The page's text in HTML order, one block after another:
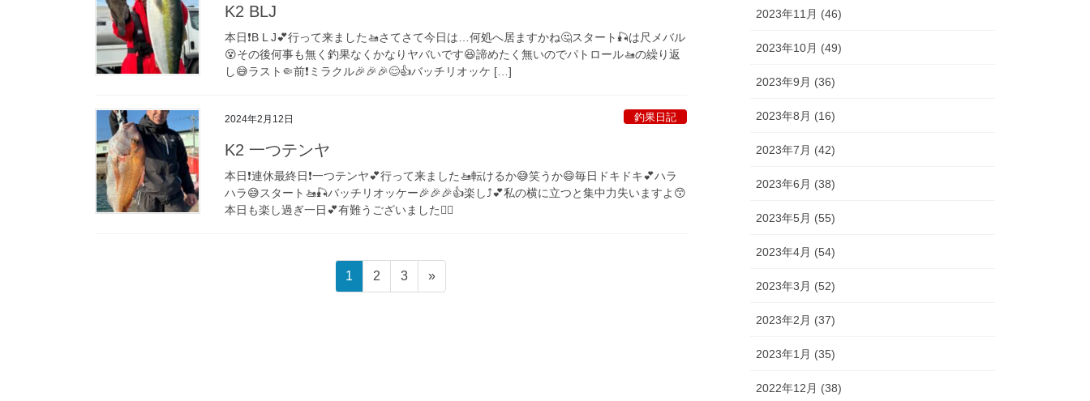
K2 BLJ
本日❗️B L J💕行って来ました🚤さてさて今日は…何処へ居ますかね🤔スタート🎣は尺メバル
😵その後何事も無く釣果なくかなりヤバいです😆諦めたく無いのでパトロール🚤の繰り返
し😅ラスト🤏前❗️ミラクル🎉🎉🎉😊👍バッチリオッケ […]
2024年2月12日 釣果日記
K2 一つテンヤ
本日❗️連休最終日❗️一つテンヤ💕行って来ました🚤転けるか😅笑うか😄毎日ドキドキ💕ハラ
ハラ😅スタート🚤🎣バッチリオッケー🎉🎉🎉👍楽し⤴︎💕私の横に立つと集中力失いますよ😙
本日も楽し過ぎ一日💕有難うございました🙇‍♀️
ペ
ー
1
ペ
ー
2
ペ
ー
3 »
2023年11月 (46)
2023年10月 (49)
2023年9月 (36)
2023年8月 (16)
2023年7月 (42)
2023年6月 (38)
2023年5月 (55)
2023年4月 (54)
2023年3月 (52)
2023年2月 (37)
2023年1月 (35)
2022年12月 (38)